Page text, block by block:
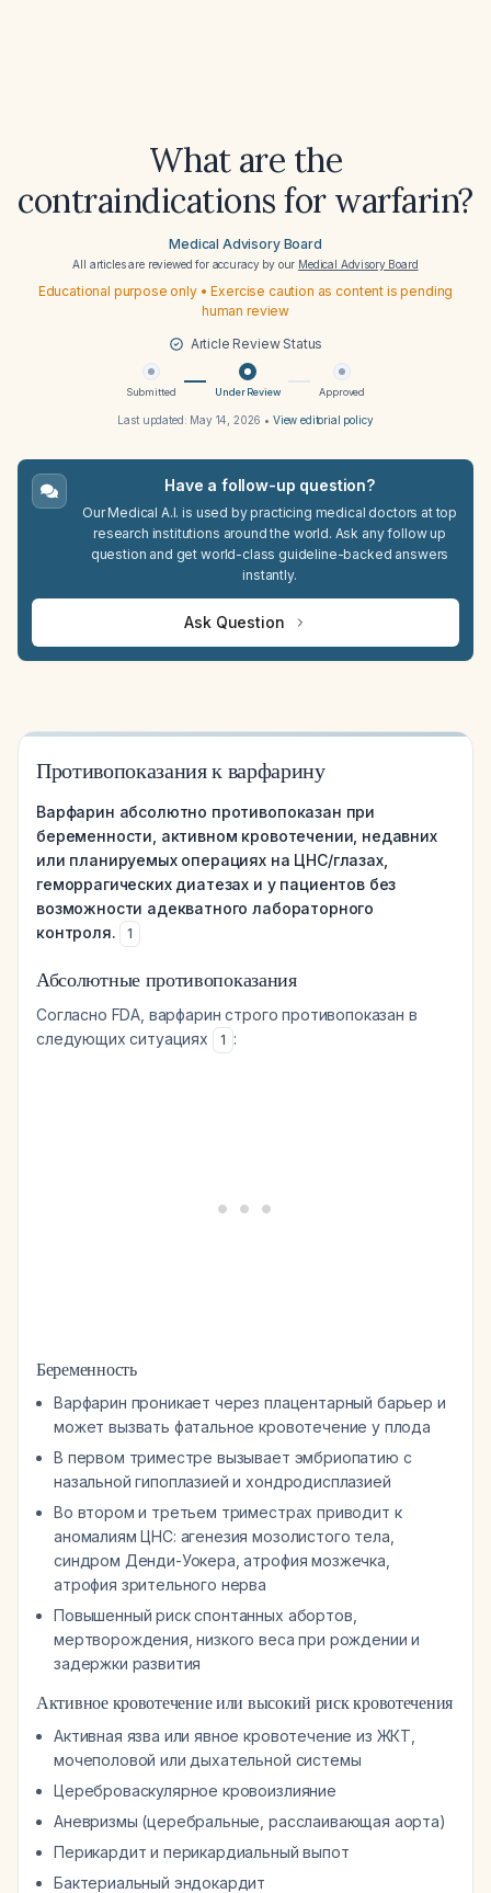
What are the
contraindications for warfarin?
Medical Advisory Board
All articles are reviewed for accuracy by our Medical Advisory Board
Educational purpose only • Exercise caution as content is pending
human review
Article Review Status
Submitted Under Review Approved
Last updated: May 14, 2026 • View editorial policy
Have a follow-up question?
Our Medical A.I. is used by practicing medical doctors at top
research institutions around the world. Ask any follow up
question and get world-class guideline-backed answers
instantly.
Ask Question
Противопоказания к варфарину
Варфарин абсолютно противопоказан при
беременности, активном кровотечении, недавних
или планируемых операциях на ЦНС/глазах,
геморрагических диатезах и у пациентов без
возможности адекватного лабораторного
контроля.
1
Абсолютные противопоказания
Согласно FDA, варфарин строго противопоказан в
следующих ситуациях
1 :
Беременность
Варфарин проникает через плацентарный барьер и
может вызвать фатальное кровотечение у плода
В первом триместре вызывает эмбриопатию с
назальной гипоплазией и хондродисплазией
Во втором и третьем триместрах приводит к
аномалиям ЦНС: агенезия мозолистого тела,
синдром Денди-Уокера, атрофия мозжечка,
атрофия зрительного нерва
Повышенный риск спонтанных абортов,
мертворождения, низкого веса при рождении и
задержки развития
Активное кровотечение или высокий риск кровотечения
Активная язва или явное кровотечение из ЖКТ,
мочеполовой или дыхательной системы
Цереброваскулярное кровоизлияние
Аневризмы (церебральные, расслаивающая аорта)
Перикардит и перикардиальный выпот
Бактериальный эндокардит